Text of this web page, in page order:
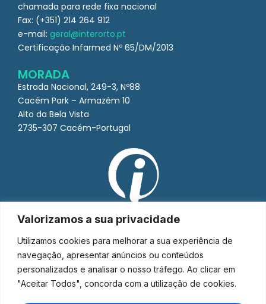
Valorizamos a sua privacidade
Utilizamos cookies para melhorar a sua experiência de
navegação, apresentar anúncios ou conteúdos
personalizados e analisar o nosso tráfego. Ao clicar em
"Aceitar Todos", concorda com a utilização de cookies.
chamada para rede fixa nacional
Fax: (+351) 214 264 912
e-mail: geral@interorto.pt
Certificação Infarmed Nº 65/DM/2013
MORADA
Estrada Nacional, 249-3, Nº88
Cacém Park – Armazém 10
Alto da Bela Vista
2735-307 Cacém-Portugal